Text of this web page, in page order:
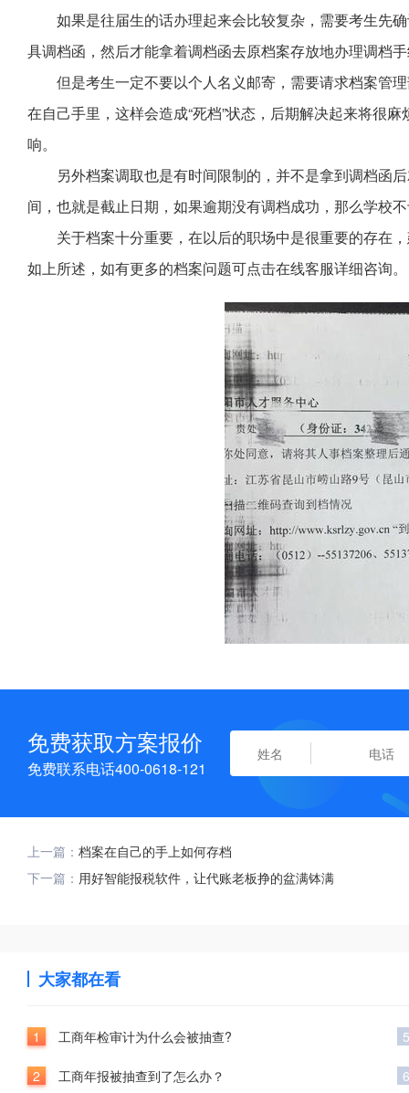
如果是往届生的话办理起来会比较复杂，需要考生先
具调档函，然后才能拿着调档函去原档案存放地办理调档
但是考生一定不要以个人名义邮寄，需要请求档案管
在自己手里，这样会造成“死档”状态，后期解决起来将很
响。
另外档案调取也是有时间限制的，并不是拿到调档函
间，也就是截止日期，如果逾期没有调档成功，那么学校
关于档案十分重要，在以后的职场中是很重要的存在
如上所述，如有更多的档案问题可点击在线客服详细咨询。
免费获取方案报价
免费联系电话400-0618-121
上一篇： 档案在自己的手上如何存档
下一篇： 用好智能报税软件，让代账老板挣的盆满钵满
大家都在看
1 工商年检审计为什么会被抽查?
2 工商年报被抽查到了怎么办？
5
6